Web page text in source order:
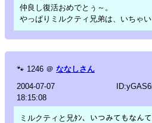
仲良し復活おめでとぅ～。
やっぱりミルクティ兄弟は、いちゃ
🐾 1246 ＠ ななしさん
2004-07-07
18:15:08
ミルクティと兄ﾀﾝ、いつみてもなん